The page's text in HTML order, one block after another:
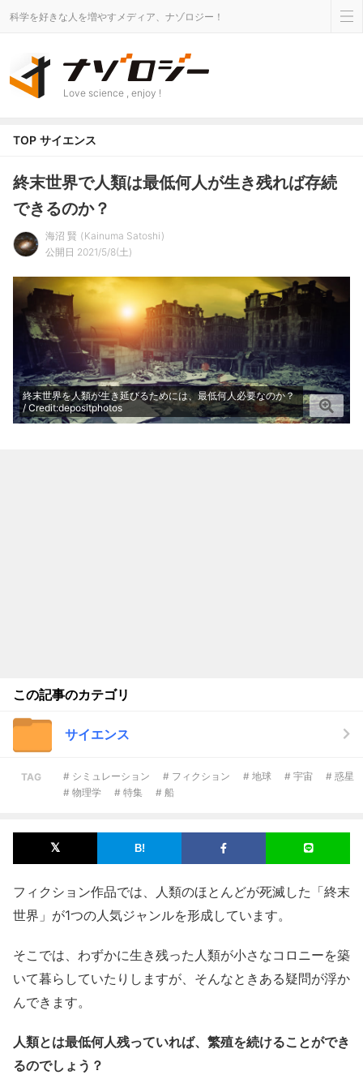
科学を好きな人を増やすメディア、ナゾロジー！
Love science , enjoy !
TOP サイエンス
終末世界で人類は最低何人が生き残れば存続
できるのか？
海沼 賢
Kainuma Satoshi
公開日 2021/5/8(土)
終末世界を人類が生き延びるためには、最低何人必要なのか？
/ Credit:depositphotos
この記事のカテゴリ
サイエンス
TAG # シミュレーション # フィクション # 地球 # 宇宙
# 惑星
# 物理学
# 特集 # 船
フィクション作品では、人類のほとんどが死滅した「終末
世界」が1つの人気ジャンルを形成しています。
そこでは、わずかに生き残った人類が小さなコロニーを築
いて暮らしていたりしますが、そんなときある疑問が浮か
んできます。
人類とは最低何人残っていれば、繁殖を続けることができ
るのでしょう？